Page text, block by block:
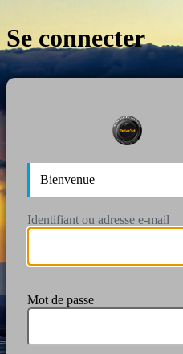
Se connecter
Bienvenue
Identifiant ou adresse e-mail
Mot de passe